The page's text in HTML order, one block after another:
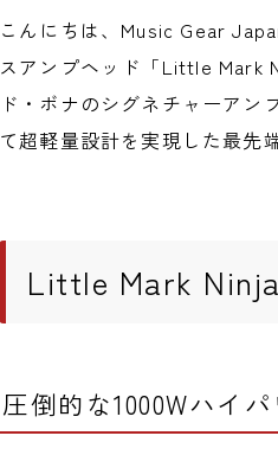
こんにちは、Music Gear
スアンプヘッド「Little Mark
ド・ボナのシグネチャーア
て超軽量設計を実現した最先
Little Mark
圧倒的な1000Wハイ